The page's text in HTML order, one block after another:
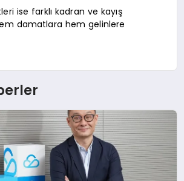
ise farklı kadran ve kayış
damatlara hem gelinlere